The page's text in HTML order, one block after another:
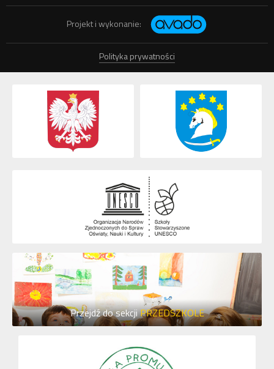
Projekt i wykonanie:
Polityka prywatności
Przejdź do sekcjiPRZEDSZKOLE